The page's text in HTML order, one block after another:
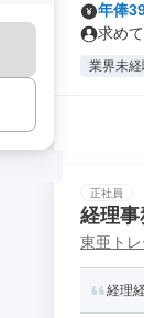
年俸
求め
業界未
正社員
経理
東亜ト
経理